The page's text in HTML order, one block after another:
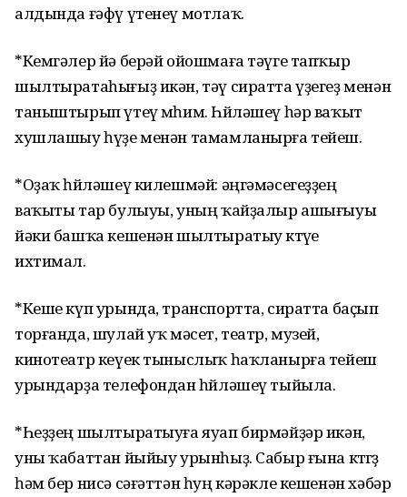
алдында ғәфү үтенеү мотлаҡ.
*Кемгәлер йә берәй ойошмаға тәүге тапҡыр
шылтыратаһығыҙ икән, тәү сиратта үҙегеҙ менән
таныштырып үтеү мөһим. Һөйләшеү һәр ваҡыт
хушлашыу һүҙе менән тамамланырға тейеш.
*Оҙаҡ һөйләшеү килешмәй: әңгәмәсегеҙҙең
ваҡыты тар булыуы, уның ҡайҙалыр ашығыуы
йәки башҡа кешенән шылтыратыу көтөүе
ихтимал.
*Кеше күп урында, транспортта, сиратта баҫып
торғанда, шулай уҡ мәсет, театр, музей,
кинотеатр кеүек тыныслыҡ һаҡланырға тейеш
урындарҙа телефондан һөйләшеү тыйыла.
*Һеҙҙең шылтыратыуға яуап бирмәйҙәр икән,
уны ҡабаттан йыйыу урынһыҙ. Сабыр ғына көтөгөҙ
һәм бер нисә сәғәттән һуң кәрәкле кешенән хәбәр